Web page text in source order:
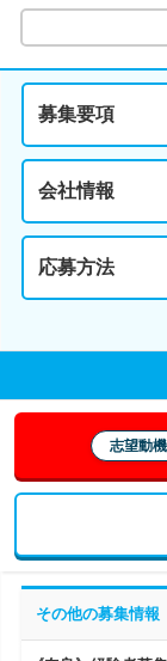
募集要項
会社情報
応募方法
志望動
その他の募集情報